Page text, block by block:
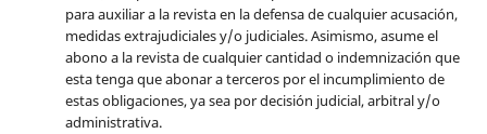
para auxiliar a la revista en la defensa de cualquier acusación,
medidas extrajudiciales y/o judiciales. Asimismo, asume el
abono a la revista de cualquier cantidad o indemnización que
esta tenga que abonar a terceros por el incumplimiento de
estas obligaciones, ya sea por decisión judicial, arbitral y/o
administrativa.